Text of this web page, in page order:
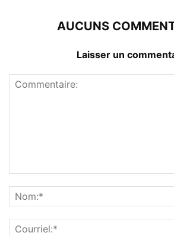
AUCUNS
Laisser un